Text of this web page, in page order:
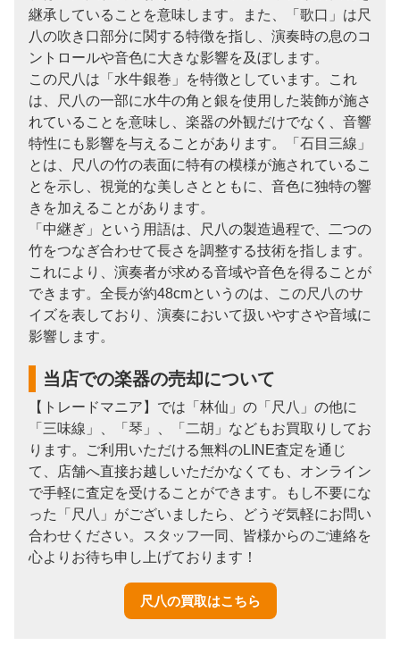
継承していることを意味します。また、「歌口」は尺
八の吹き口部分に関する特徴を指し、演奏時の息のコ
ントロールや音色に大きな影響を及ぼします。
この尺八は「水牛銀巻」を特徴としています。これ
は、尺八の一部に水牛の角と銀を使用した装飾が施さ
れていることを意味し、楽器の外観だけでなく、音響
特性にも影響を与えることがあります。「石目三線」
とは、尺八の竹の表面に特有の模様が施されているこ
とを示し、視覚的な美しさとともに、音色に独特の響
きを加えることがあります。
「中継ぎ」という用語は、尺八の製造過程で、二つの
竹をつなぎ合わせて長さを調整する技術を指します。
これにより、演奏者が求める音域や音色を得ることが
できます。全長が約48cmというのは、この尺八のサ
イズを表しており、演奏において扱いやすさや音域に
影響します。
当店での楽器の売却について
【トレードマニア】では「林仙」の「尺八」の他に
「三味線」、「琴」、「二胡」などもお買取りしてお
ります。ご利用いただける無料のLINE査定を通じ
て、店舗へ直接お越しいただかなくても、オンライン
で手軽に査定を受けることができます。もし不要にな
った「尺八」がございましたら、どうぞ気軽にお問い
合わせください。スタッフ一同、皆様からのご連絡を
心よりお待ち申し上げております！
尺八の買取はこちら